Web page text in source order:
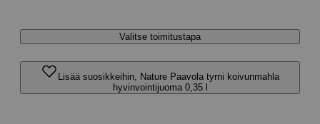
Valitse toimitustapa
Lisää suosikkeihin, Nature Paavola tyrni koivunmahla
hyvinvointijuoma 0,35 l